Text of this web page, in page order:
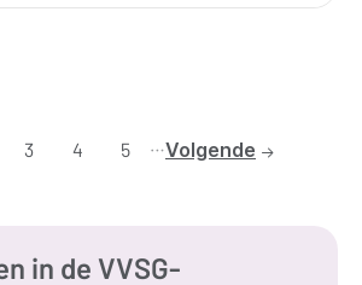
Ga
3
Ga
4
Ga
5 Volgende
in de VVSG-